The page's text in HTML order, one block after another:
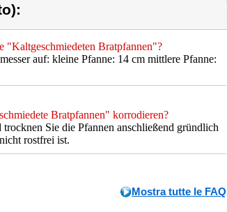
"Kaltgeschmiedeten Bratpfannen"?
auf: kleine Pfanne: 14 cm mittlere Pfanne:
Bratpfannen" korrodieren?
Sie die Pfannen anschließend gründlich
rostfrei ist.
Mostra tutte le FAQ